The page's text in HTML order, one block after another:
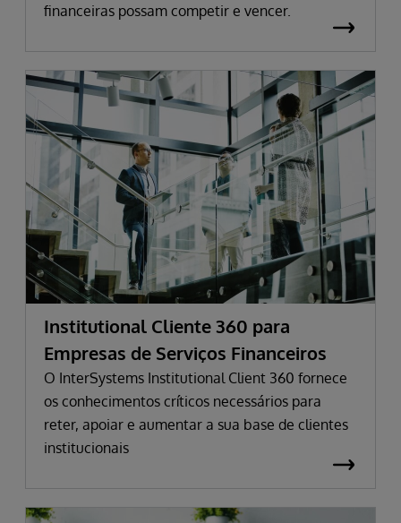
financeiras possam competir e vencer.
Institutional Cliente 360 para
Empresas de Serviços Financeiros
O InterSystems Institutional Client 360 fornece
os conhecimentos críticos necessários para
reter, apoiar e aumentar a sua base de clientes
institucionais